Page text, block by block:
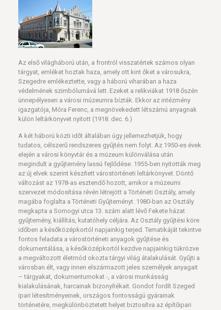
Az első világháború után, a frontról visszatértek számos olyan
tárgyat, emléket hoztak haza, amely ott kint őket a városukra,
Szegedre emlékeztette, vagy a háború viharában a haza
védelmének szimbólumává lett. Ezeket a relikviákat 1918 őszén
ünnepélyesen a városi múzeumra bízták. Ekkor az intézmény
igazgatója, Móra Ferenc, a megnövekedett létszámú anyagnak
külön leltárkönyvet nyitott (1918. dec. 6.)
A két háború közti időt általában úgy jellemezhetjük, hogy
tudatos, célszerű rendszeres gyűjtés nem folyt. Az 1950-es évek
elején a városi könyvtár és a múzeum különválása után
megindult a gyűjtemény lassú fejlődése. 1955-ben nyitották meg
az új elvek szerint készített várostörténeti leltárkönyvet. Döntő
változást az 1978-as esztendő hozott, amikor a múzeumi
szervezet módosítása révén létrejött a Történeti Osztály, amely
magába foglalta a Történeti Gyűjteményt. 1980-ban az Osztály
megkapta a Somogyi utca 13. szám alatt lévő Fekete házat
gyűjtemény, kiállítás, kutatóhely céljára. Az Osztály gyűjtési köre
időben a későközépkortól napjainkig terjed. Tematikáját tekintve
fontos feladata a várostörténeti anyagok gyűjtése és
dokumentálása, a későközépkortól kezdve napjainkig tükrözve
a megváltozott életmód okozta tárgyi világ átalakulását. Gyűjti a
városban élt, vagy innen elszármazott jeles személyek anyagait
– tárgyakat, dokumentumokat -, a városi munkásság
kialakulásának, harcainak bizonyítékait. Gondot fordít Szeged
ipari létesítményeinek, országos fontosságú gyárainak
történetére, megkülönböztetett helyet biztosítva az építőipari